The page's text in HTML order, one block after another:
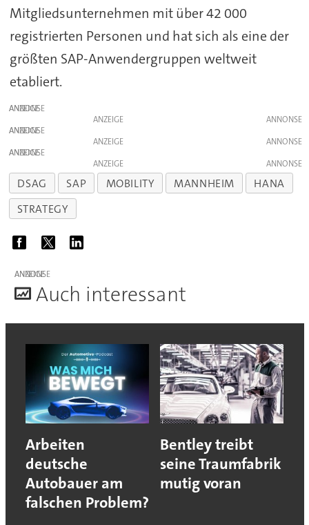
Mitgliedsunternehmen mit über 42 000
registrierten Personen und hat sich als eine der
größten SAP-Anwendergruppen weltweit
etabliert.
ANZEIGE
ANZEIGE
ANZEIGE
ANZEIGE
ANZEIGE
ANZEIGE
DSAG SAP MOBILITY MANNHEIM
HANA
STRATEGY
ANZEIGE
Auch interessant
Arbeiten
deutsche
Autobauer am
falschen Problem?
Bentley treibt
seine Traumfabrik
mutig voran